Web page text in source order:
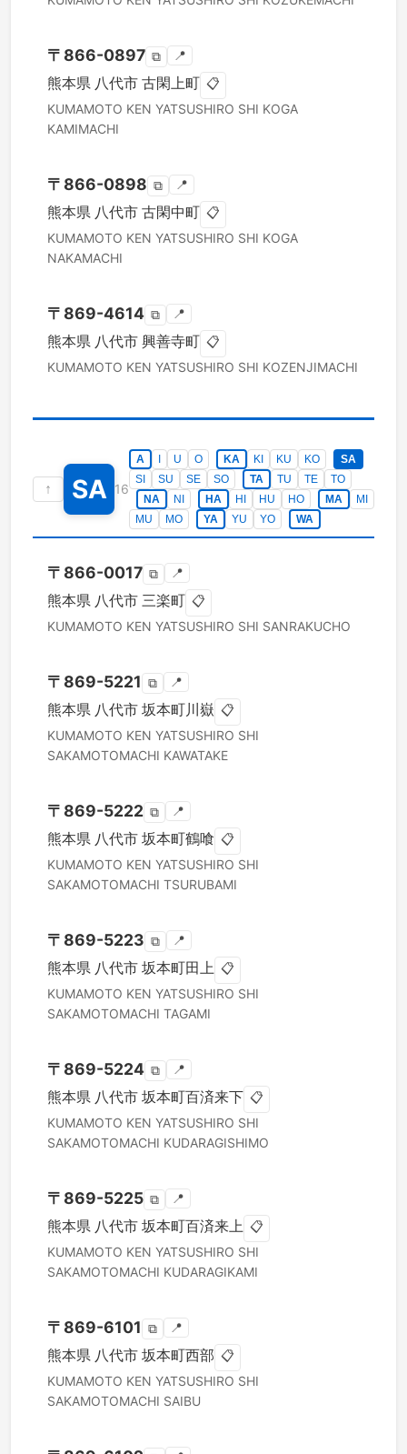
〒 866-0897 ⧉ 📍
熊本県 八代市 古閑上町 📋
KUMAMOTO KEN YATSUSHIRO SHI KOGA
KAMIMACHI
〒 866-0898 ⧉ 📍
熊本県 八代市 古閑中町 📋
KUMAMOTO KEN YATSUSHIRO SHI KOGA
NAKAMACHI
〒 869-4614 ⧉ 📍
熊本県 八代市 興善寺町 📋
KUMAMOTO KEN YATSUSHIRO SHI KOZENJIMACHI
↑ SA 16
A U O KA KI KU KO
SA
SI
SU SE SO TA TU TE
TO
NA
NI HA HI HU HO MA
MI
MU
MO YA YU YO WA
〒 866-0017 ⧉ 📍
熊本県 八代市 三楽町 📋
KUMAMOTO KEN YATSUSHIRO SHI SANRAKUCHO
〒 869-5221 ⧉ 📍
熊本県 八代市 坂本町川嶽 📋
KUMAMOTO KEN YATSUSHIRO SHI
SAKAMOTOMACHI KAWATAKE
〒 869-5222 ⧉ 📍
熊本県 八代市 坂本町鶴喰 📋
KUMAMOTO KEN YATSUSHIRO SHI
SAKAMOTOMACHI TSURUBAMI
〒 869-5223 ⧉ 📍
熊本県 八代市 坂本町田上 📋
KUMAMOTO KEN YATSUSHIRO SHI
SAKAMOTOMACHI TAGAMI
〒 869-5224 ⧉ 📍
熊本県 八代市 坂本町百済来下 📋
KUMAMOTO KEN YATSUSHIRO SHI
SAKAMOTOMACHI KUDARAGISHIMO
〒 869-5225 ⧉ 📍
熊本県 八代市 坂本町百済来上 📋
KUMAMOTO KEN YATSUSHIRO SHI
SAKAMOTOMACHI KUDARAGIKAMI
〒 869-6101 ⧉ 📍
熊本県 八代市 坂本町西部 📋
KUMAMOTO KEN YATSUSHIRO SHI
SAKAMOTOMACHI SAIBU